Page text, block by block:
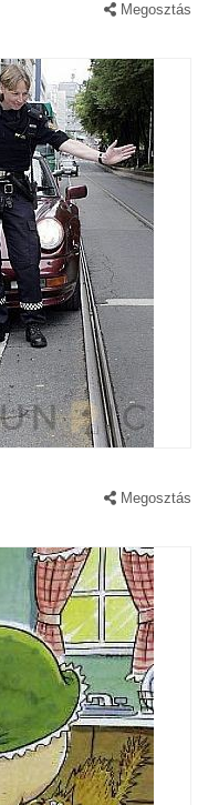
mit mondjak a
Megosztás
Megosztás